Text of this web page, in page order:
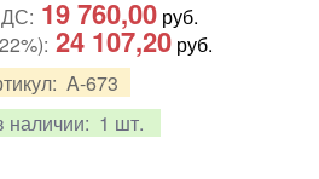
A-673
наличии: 1 шт.
19 760,00руб.
24 107,20 руб.